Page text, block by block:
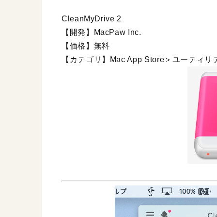
CleanMyDrive 2
【開発】MacPaw Inc.
【価格】無料
【カテゴリ】Mac App Store＞ユーティリ